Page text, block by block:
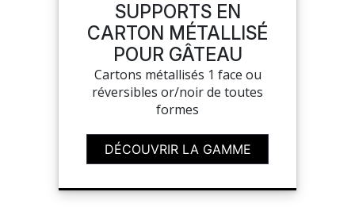
SUPPORTS EN
CARTON MÉTALLISÉ
POUR GÂTEAU
Cartons métallisés 1 face ou
réversibles or/noir de toutes
formes
DÉCOUVRIR LA GAMME